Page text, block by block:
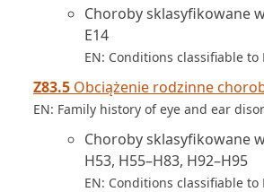
Choroby sklasyfikowane
E14
EN: Conditions classifiable to
Z83.5 Obciążenie rodzinne
EN: Family history of eye and ear
Choroby sklasyfikowane
H53, H55–H83, H92–H95
EN: Conditions classifiable to